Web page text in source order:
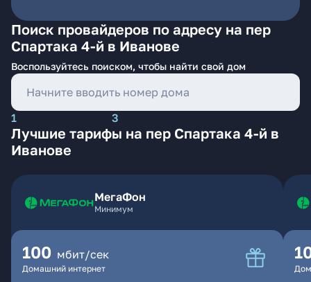
Поиск провайдеров по адресу на пер
Спартака 4-й в Иванове
Воспользуйтесь поиском, чтобы найти свой дом
1 3
Лучшие тарифы на пер Спартака 4-й в
Иванове
МегаФон
Минимум
100 мбит/сек
Домашний интернет